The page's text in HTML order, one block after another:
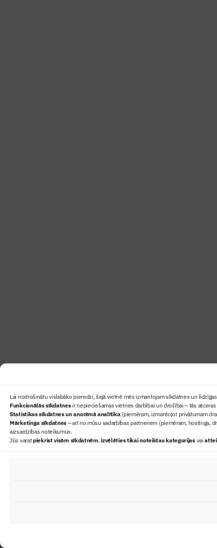
Lai nodrošinātu vislabāko pieredzi, šajā vietnē mēs izmantojam sīkdatnes un
Funkcionālās sīkdatnesir nepieciešamas vietnes darbībai un drošībai – tās
Statistikas sīkdatnes un anonīmā analītika(piemēram, izmantojot privātumam
Mārketinga sīkdatnes – arī no mūsu sadarbības partneriem (piemēram, hostinga,
aizsardzības noteikumus.
Jūs varatpiekrist visām sīkdatnēm,izvēlēties tikai noteiktas kategorijasvai